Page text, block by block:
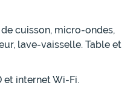
cuisson, micro-ondes,
lave-vaisselle. Table et
et internet Wi-Fi.